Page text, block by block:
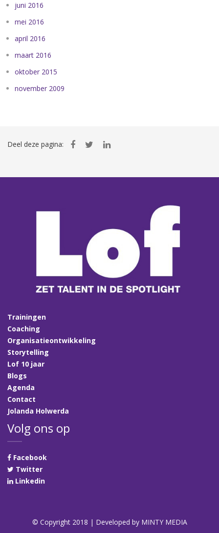
juni 2016
mei 2016
april 2016
maart 2016
oktober 2015
november 2009
Deel deze pagina:
Trainingen
Coaching
Organisatieontwikkeling
Storytelling
Lof 10 jaar
Blogs
Agenda
Contact
Jolanda Holwerda
Volg ons op
Facebook
Twitter
Linkedin
© Copyright 2018 | Developed by MINTY MEDIA